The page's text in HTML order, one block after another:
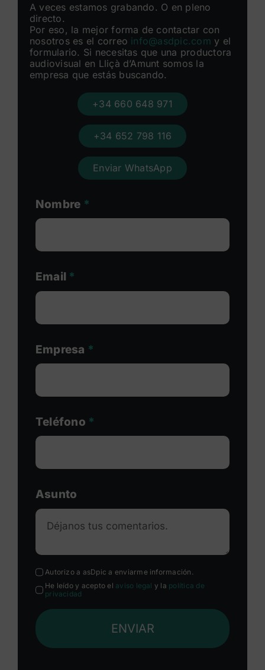
A veces estamos grabando. O en pleno
directo.
Por eso, la mejor forma de contactar con
nosotros es el correo info@asdpic.com y el
formulario. Si necesitas que una productora
audiovisual en Lliçà d’Amunt somos la
empresa que estás buscando.
+34 660 648 971
+34 652 798 116
Enviar WhatsApp
Nombre *
Email *
Empresa *
Teléfono *
Asunto
Autorizo a asDpic a enviarme información.
He leído y acepto el aviso legal y la política de
privacidad
ENVIAR